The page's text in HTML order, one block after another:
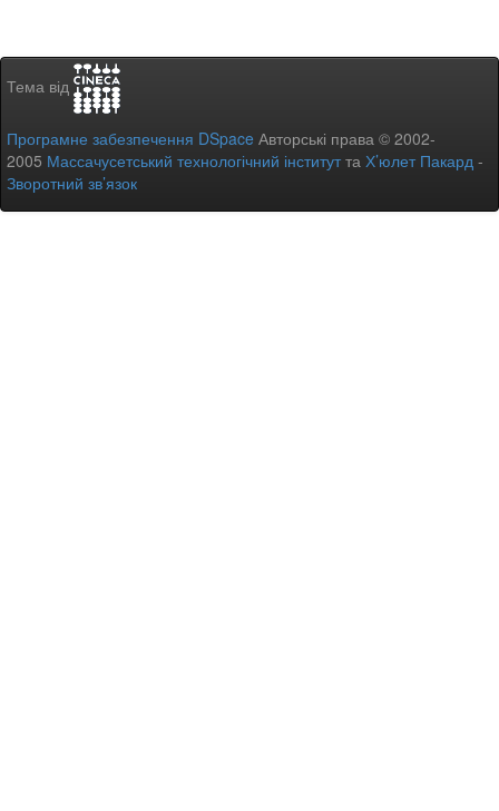
Тема від
Програмне забезпечення DSpace Авторські права © 2002-
2005 Массачусетський технологічний інститутта Х’юлет Пакард -
Зворотний зв’язок